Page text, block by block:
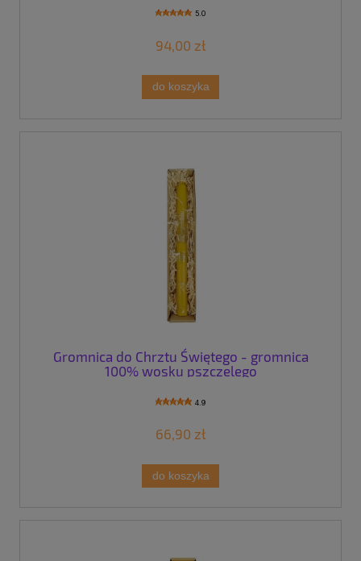
5.0
94,00 zł
do koszyka
Gromnica do Chrztu Świętego - gromnica
100% wosku pszczelego
4.9
66,90 zł
do koszyka